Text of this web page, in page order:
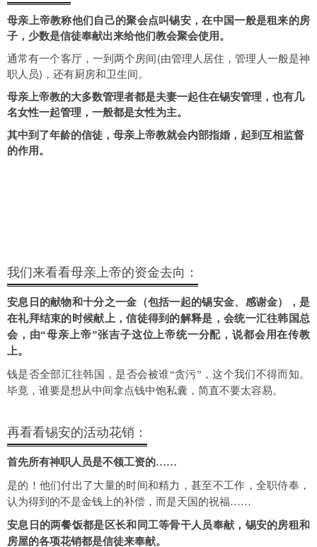
母亲上帝教称他们自己的聚会点叫锡安，在中国一般是租来的房
子，少数是信徒奉献出来给他们教会聚会使用。
通常有一个客厅，一到两个房间(由管理人居住，管理人一般是神
职人员)，还有厨房和卫生间。
母亲上帝教的大多数管理者都是夫妻一起住在锡安管理，也有几
名女性一起管理，一般都是女性为主。
其中到了年龄的信徒，母亲上帝教就会内部指婚，起到互相监督
的作用。
我们来看看母亲上帝的资金去向：
安息日的献物和十分之一金（包括一起的锡安金、感谢金），是
在礼拜结束的时候献上，信徒得到的解释是，会统一汇往韩国总
会，由“母亲上帝”张吉子这位上帝统一分配，说都会用在传教
上。
钱是否全部汇往韩国，是否会被谁“贪污”，这个我们不得而知。
毕竟，谁要是想从中间拿点钱中饱私囊，简直不要太容易。
再看看锡安的活动花销：
首先所有神职人员是不领工资的……
是的！他们付出了大量的时间和精力，甚至不工作，全职侍奉，
认为得到的不是金钱上的补偿，而是天国的祝福……
安息日的两餐饭都是区长和同工等骨干人员奉献， 锡安的房租和
房屋的各项花销都是信徒来奉献。